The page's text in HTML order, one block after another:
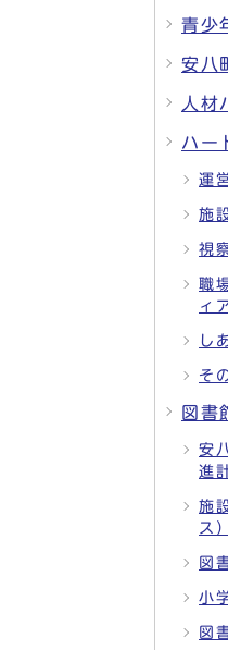
青少
安八
人材
ハー
運
施
視
職
ィ
し
そ
図書
安
進
施
ス）
図
小
図